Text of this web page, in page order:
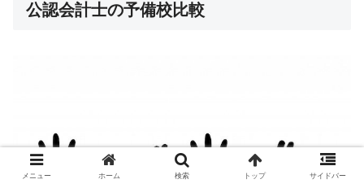
公認会計士の予備校比較
メニュー ホーム 検索 トップ サイドバー